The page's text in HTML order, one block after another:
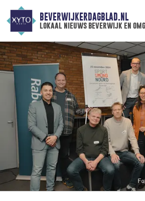
BEVERWIJKERDAGBLAD.NL
lokaal nieuws beverwijk en